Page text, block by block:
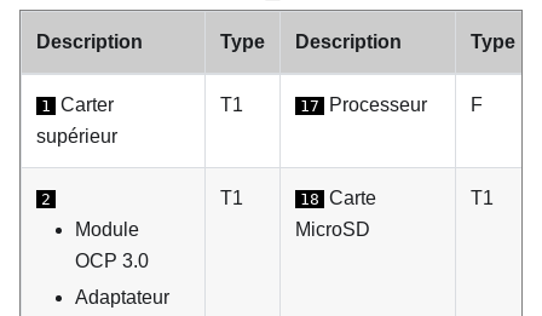
Description Type Description Type
1
Carter
supérieur
T1 17 Processeur F
2
Module
OCP 3.0
Adaptateur
T1 18 Carte
MicroSD
T1